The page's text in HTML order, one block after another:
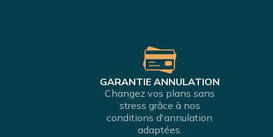
GARANTIE ANNULATION
Changez vos plans sans
stress grâce à nos
conditions d'annulation
adaptées.